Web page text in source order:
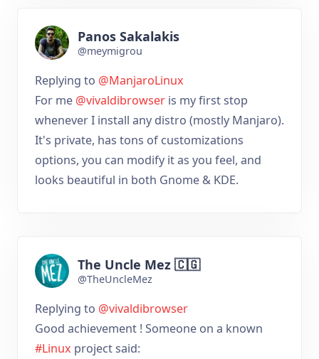
Panos Sakalakis
@meymigrou
Replying to @ManjaroLinux
For me @vivaldibrowser is my first stop
whenever I install any distro (mostly Manjaro).
It's private, has tons of customizations
options, you can modify it as you feel, and
looks beautiful in both Gnome & KDE.
The Uncle Mez 🇨🇬
@TheUncleMez
Replying to @vivaldibrowser
Good achievement ! Someone on a known
#Linux project said: